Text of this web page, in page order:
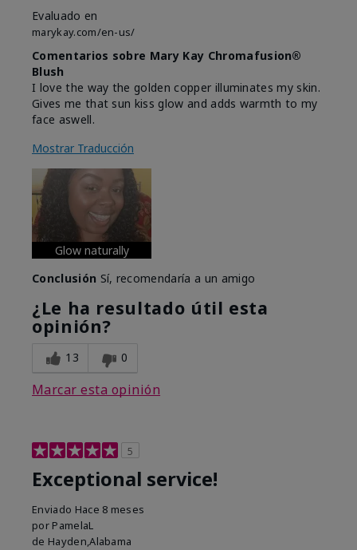
Evaluado en
marykay.com/en-us/
Comentarios sobre Mary Kay Chromafusion®
Blush
I love the way the golden copper illuminates my skin.
Gives me that sun kiss glow and adds warmth to my
face aswell.
Mostrar Traducción
Glow naturally
Conclusión Sí, recomendaría a un amigo
¿Le ha resultado útil esta
opinión?
13 0
Marcar esta opinión
5
Exceptional service!
Enviado Hace 8 meses
por PamelaL
de Hayden,Alabama